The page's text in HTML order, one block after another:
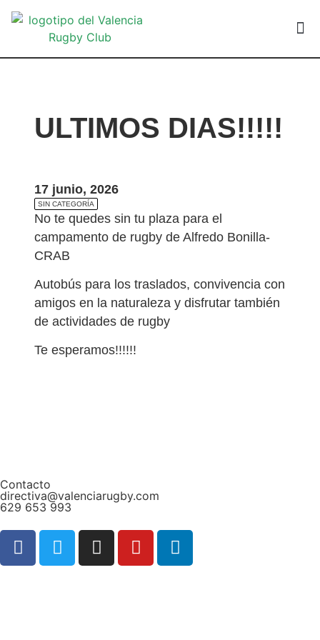
ULTIMOS DIAS!!!!!
17 junio, 2026
SIN CATEGORÍA
No te quedes sin tu plaza para el
campamento de rugby de Alfredo Bonilla-
CRAB
Autobús para los traslados, convivencia con
amigos en la naturaleza y disfrutar también
de actividades de rugby
Te esperamos!!!!!!
Contacto
directiva@valenciarugby.com
629 653 993